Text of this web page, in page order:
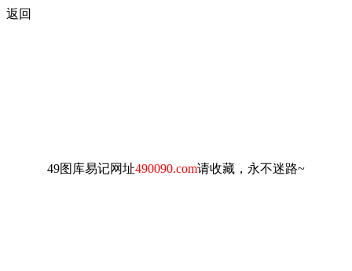
返回
49图库易记网址490090.com请收藏，永不迷路~